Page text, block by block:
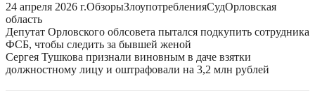
24 апреля 2026 г.ОбзорыЗлоупотребленияСудОрловская
область
Депутат Орловского облсовета пытался подкупить сотрудника
ФСБ, чтобы следить за бывшей женой
Сергея Тушкова признали виновным в даче взятки
должностному лицу и оштрафовали на 3,2 млн рублей